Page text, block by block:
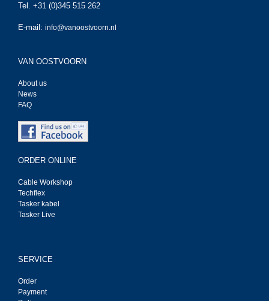
Tel. +31 (0)345 515 262
E-mail: info@vanoostvoorn.nl
VAN OOSTVOORN
About us
News
FAQ
ORDER ONLINE
Cable Workshop
Techflex
Tasker kabel
Tasker Live
SERVICE
Order
Payment